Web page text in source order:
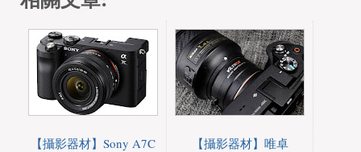
【攝影器材】Sony A7C
【攝影器材】唯卓